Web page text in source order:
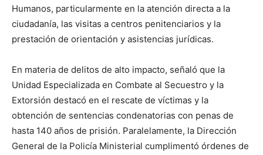
Humanos, particularmente en la atención directa a la
ciudadanía, las visitas a centros penitenciarios y la
prestación de orientación y asistencias jurídicas.
En materia de delitos de alto impacto, señaló que la
Unidad Especializada en Combate al Secuestro y la
Extorsión destacó en el rescate de víctimas y la
obtención de sentencias condenatorias con penas de
hasta 140 años de prisión. Paralelamente, la Dirección
General de la Policía Ministerial cumplimentó órdenes de